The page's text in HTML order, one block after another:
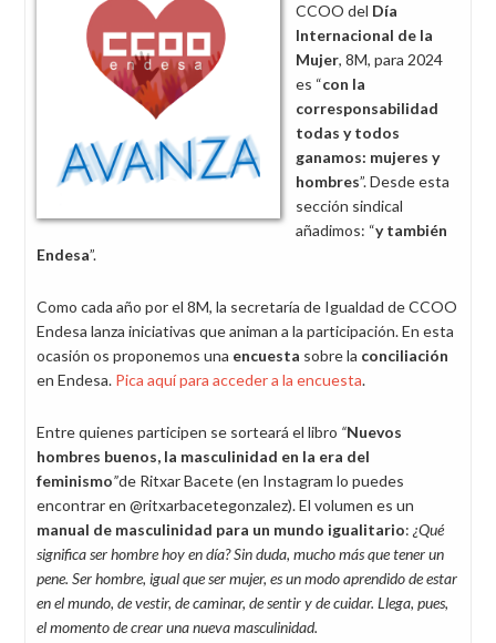
CCOO del Día
Internacional de la
Mujer, 8M, para 2024
es “con la
corresponsabilidad
todas y todos
ganamos: mujeres y
hombres”. Desde esta
sección sindical
añadimos: “y también
Endesa”.
Como cada año por el 8M, la secretaría de Igualdad de CCOO
Endesa lanza iniciativas que animan a la participación. En esta
ocasión os proponemos una encuesta sobre la conciliación
en Endesa. Pica aquí para acceder a la encuesta.
Entre quienes participen se sorteará el libro “Nuevos
hombres buenos, la masculinidad en la era del
feminismo”de Ritxar Bacete (en Instagram lo puedes
encontrar en @ritxarbacetegonzalez). El volumen es un
manual de masculinidad para un mundo igualitario: ¿Qué
significa ser hombre hoy en día? Sin duda, mucho más que tener un
pene. Ser hombre, igual que ser mujer, es un modo aprendido de estar
en el mundo, de vestir, de caminar, de sentir y de cuidar. Llega, pues,
el momento de crear una nueva masculinidad.